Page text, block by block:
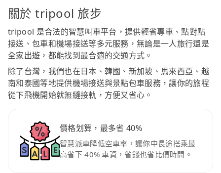
關於 tripool 旅步
tripool 是合法的智慧叫車平台，提供輕省專車、點對點
接送、包車和機場接送等多元服務，無論是一人旅行還是
全家出遊，都能找到最合適的交通方式。
除了台灣，我們也在日本、韓國、新加坡、馬來西亞、越
南和泰國等地提供機場接送與景點包車服務，讓你的旅程
從下飛機開始就無縫接軌，方便又省心。
價格划算，最多省 40%
智慧派車降低空車率，讓你中長途搭乘最
高省下 40% 車資，省錢也省比價時間。